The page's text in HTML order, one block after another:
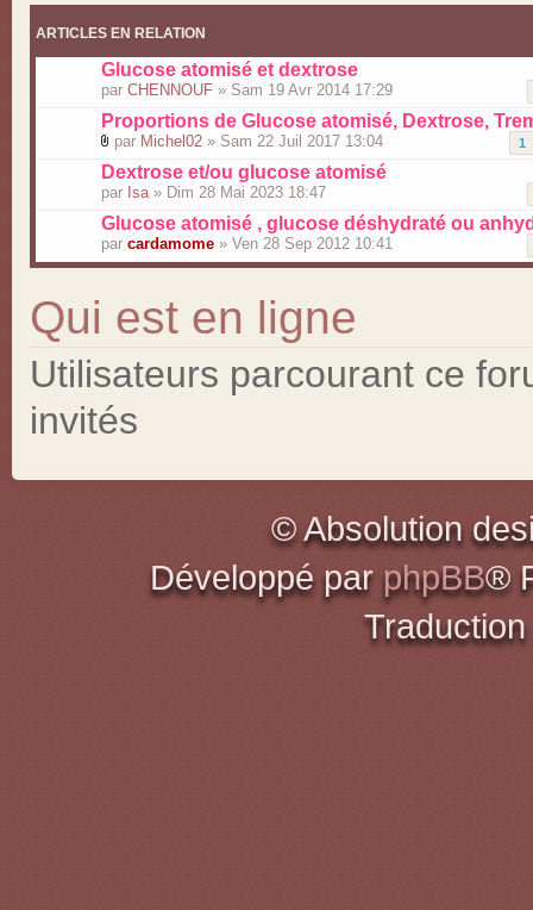
ARTICLES EN RELATION
Glucose atomisé et dextrose
par CHENNOUF » Sam 19 Avr 2014 17:29
Proportions de Glucose atomisé, Dextrose,
1
par Michel02 » Sam 22 Juil 2017 13:04
Dextrose et/ou glucose atomisé
par Isa » Dim 28 Mai 2023 18:47
Glucose atomisé , glucose déshydraté ou
par cardamome » Ven 28 Sep 2012 10:41
Qui est en ligne
Utilisateurs parcourant ce
invités
© Absolution
Développé par phpBB®